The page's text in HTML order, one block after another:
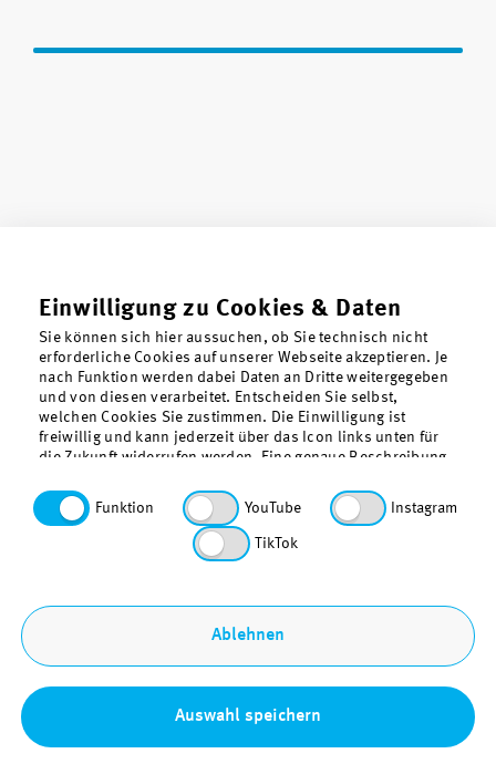
Einwilligung zu Cookies & Daten
Sie können sich hier aussuchen, ob Sie technisch nicht
erforderliche Cookies auf unserer Webseite akzeptieren. Je
nach Funktion werden dabei Daten an Dritte weitergegeben
und von diesen verarbeitet. Entscheiden Sie selbst,
welchen Cookies Sie zustimmen. Die Einwilligung ist
freiwillig und kann jederzeit über das Icon links unten für
die Zukunft widerrufen werden. Eine genaue Beschreibung
Datenschutzerklärung. Funktionale Cookies, also die für
den Betrieb unserer Webseite technisch erforderlichen
Cookies, sind vorausgewählt.
Funktion YouTube Instagram
TikTok
Ablehnen
Auswahl speichern
Über uns
Kontakt
Datenschutz
Sitemap
Impressum